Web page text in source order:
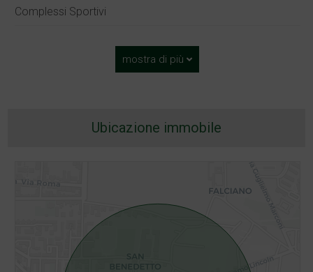
Complessi Sportivi
mostra di più
Ubicazione immobile